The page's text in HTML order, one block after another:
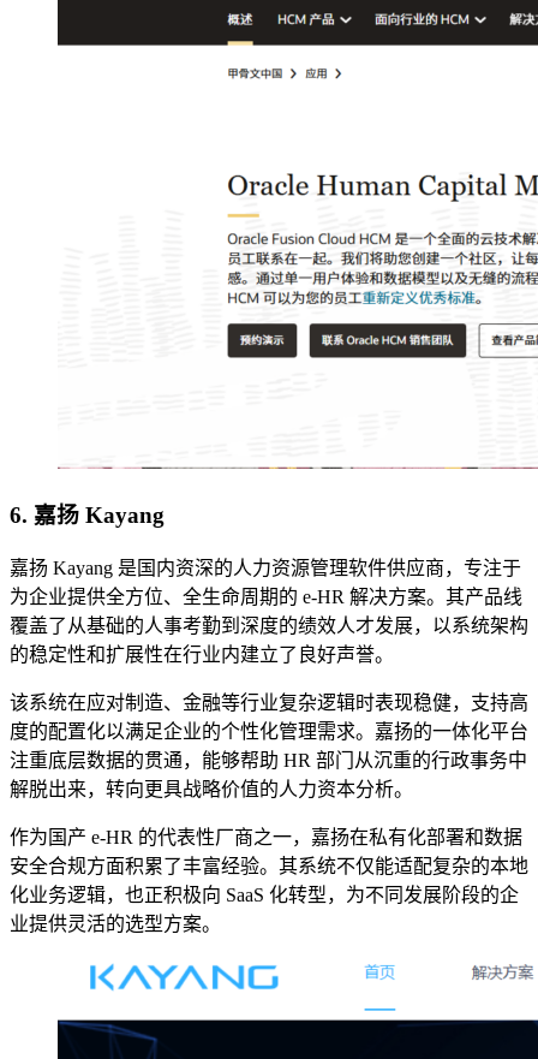
6. 嘉扬 Kayang
嘉扬 Kayang 是国内资深的人力资源管理软件供应商，专注于
为企业提供全方位、全生命周期的 e-HR 解决方案。其产品线
覆盖了从基础的人事考勤到深度的绩效人才发展，以系统架构
的稳定性和扩展性在行业内建立了良好声誉。
该系统在应对制造、金融等行业复杂逻辑时表现稳健，支持高
度的配置化以满足企业的个性化管理需求。嘉扬的一体化平台
注重底层数据的贯通，能够帮助 HR 部门从沉重的行政事务中
解脱出来，转向更具战略价值的人力资本分析。
作为国产 e-HR 的代表性厂商之一，嘉扬在私有化部署和数据
安全合规方面积累了丰富经验。其系统不仅能适配复杂的本地
化业务逻辑，也正积极向 SaaS 化转型，为不同发展阶段的企
业提供灵活的选型方案。